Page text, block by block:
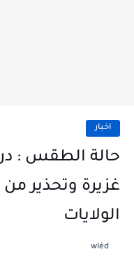
اخبار
حالة الطقس :
غزيرة وتحذير
الولايات
wléd